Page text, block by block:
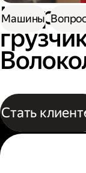
Стать
Машины